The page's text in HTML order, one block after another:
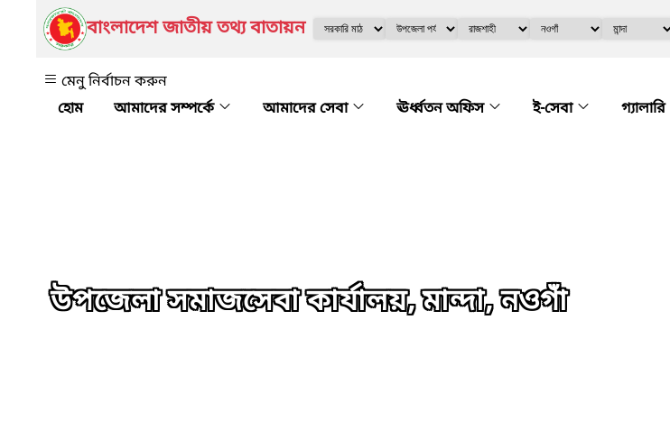
বাংলাদেশ জাতীয় তথ্য বাতায়ন
মেনু নির্বাচন করুন
আমাদের সম্পর্কে
আমাদের সেবা ঊর্ধ্বতন অফিস ই-সেবা গ্যালারি
উপজেলা সমাজসেবা কার্যালয়, মান্দা, নওগাঁ